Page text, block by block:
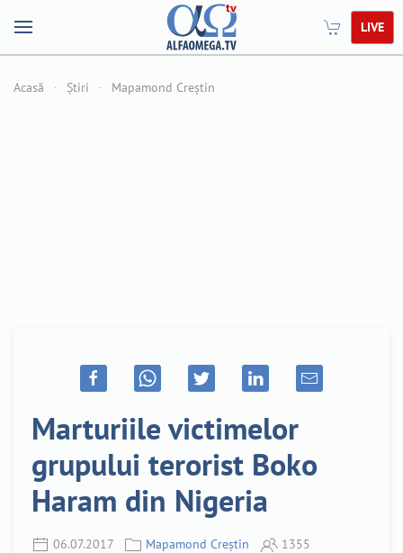
LIVE
Acasă Știri Mapamond Creștin
Marturiile victimelor
grupului terorist Boko
Haram din Nigeria
06.07.2017 Mapamond Creștin 1355